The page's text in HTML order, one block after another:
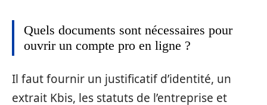
Quels documents sont nécessaires pour
ouvrir un compte pro en ligne ?
Il faut fournir un justificatif d’identité, un
extrait Kbis, les statuts de l’entreprise et